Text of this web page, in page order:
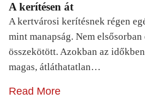
A kerítésen át
A kertvárosi kerítésnek régen
mint manapság. Nem
összekötött. Azokban az
magas, átláthatatlan…
Read More